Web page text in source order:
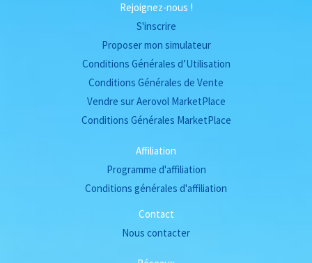
Rejoignez-nous !
S'inscrire
Proposer mon simulateur
Conditions Générales d’Utilisation
Conditions Générales de Vente
Vendre sur Aerovol MarketPlace
Conditions Générales MarketPlace
Affiliation
Programme d'affiliation
Conditions générales d'affiliation
Contact
Nous contacter